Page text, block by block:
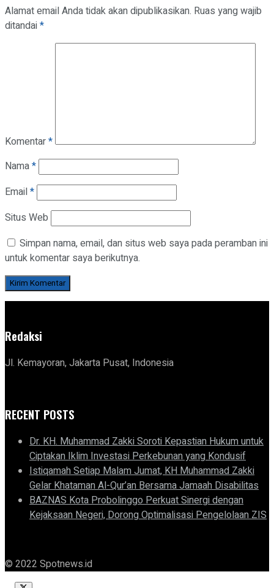
Alamat email Anda tidak akan dipublikasikan. Ruas yang wajib
ditandai*
Komentar*
Nama*
Email*
Situs Web
Simpan nama, email, dan situs web saya pada peramban ini
untuk komentar saya berikutnya.
Redaksi
Jl. Kemayoran, Jakarta Pusat, Indonesia
RECENT POSTS
Dr. KH. Muhammad Zakki Soroti Kepastian Hukum untuk
Ciptakan Iklim Investasi Perkebunan yang Kondusif
Istiqamah Setiap Malam Jumat, KH Muhammad Zakki
Gelar Khataman Al-Qur’an Bersama Jamaah Disabilitas
BAZNAS Kota Probolinggo Perkuat Sinergi dengan
Kejaksaan Negeri, Dorong Optimalisasi Pengelolaan ZIS
© 2022 Spotnews.id